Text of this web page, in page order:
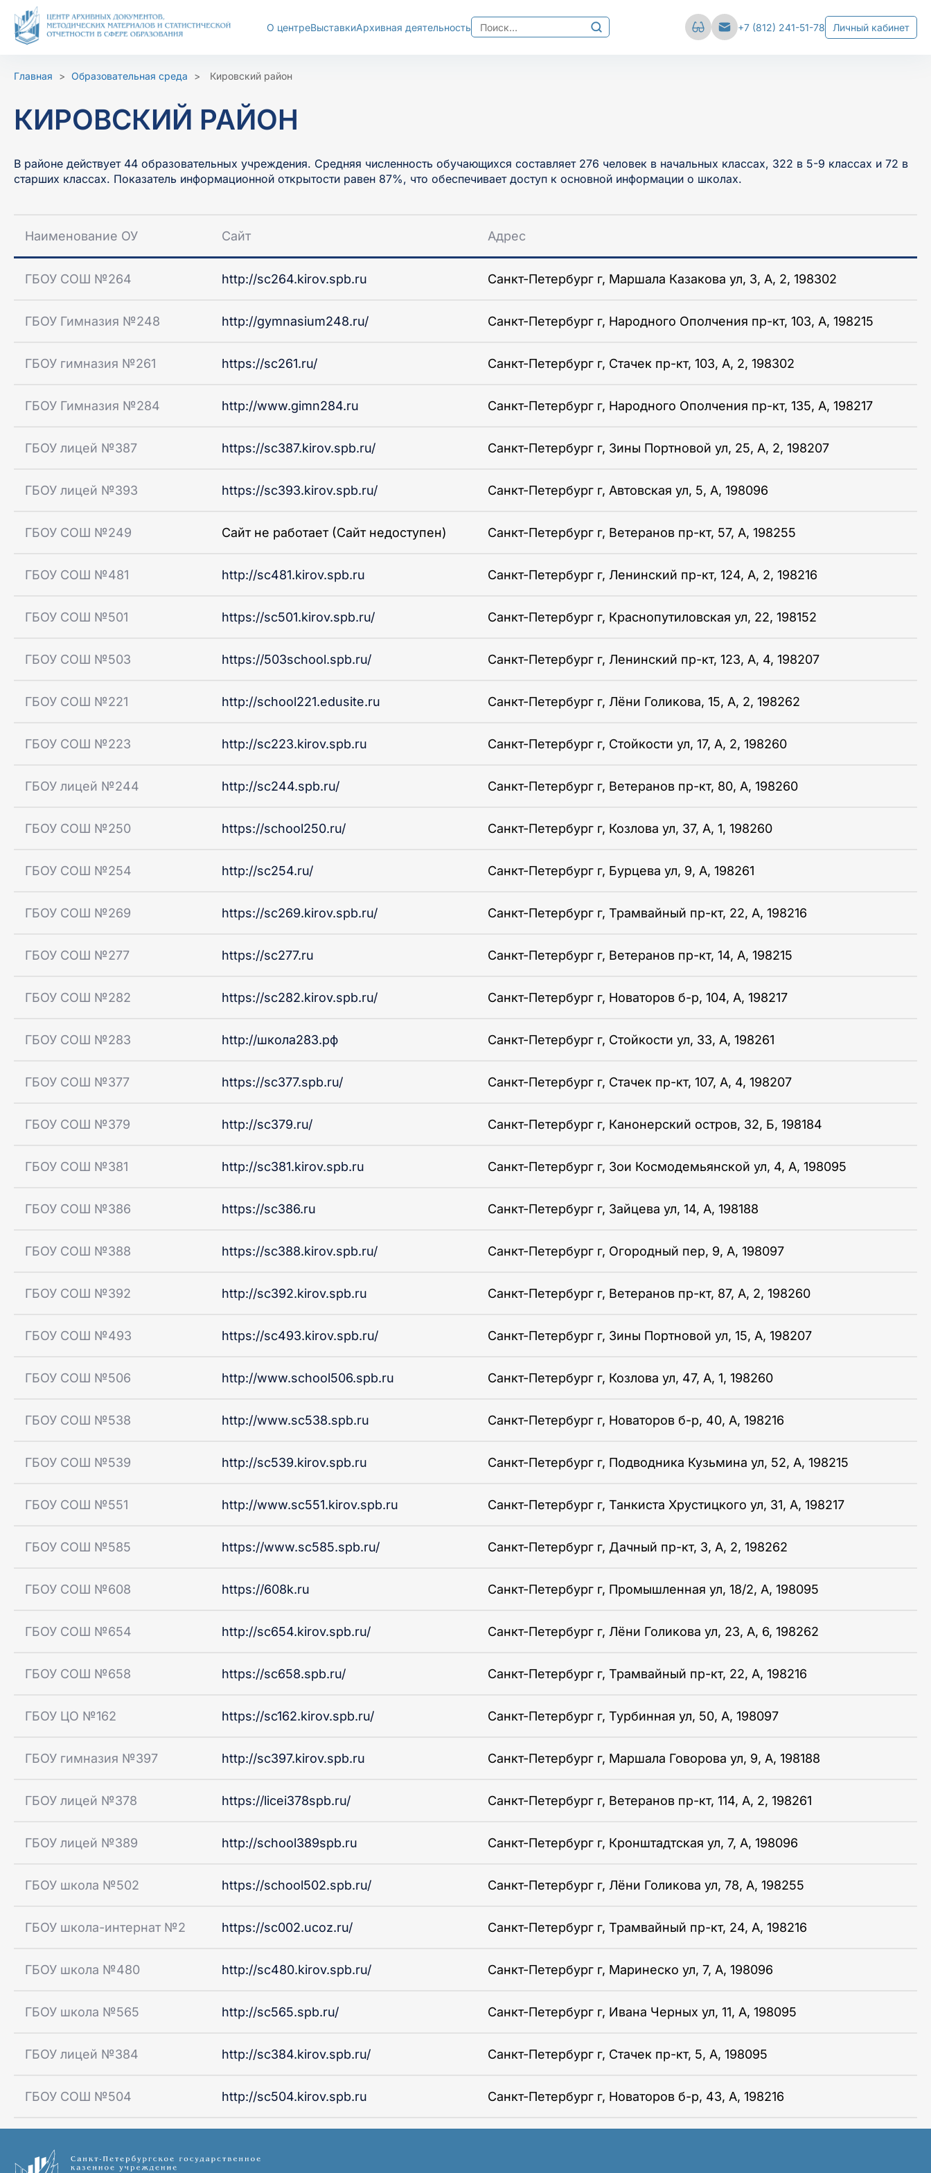
О центреВыставкиАрхивная деятельность
Найти:
+7 (812) 241-51-78 Личный кабинет
Перейти
содержимому
Главная > Образовательная среда > Кировский район
КИРОВСКИЙ РАЙОН
В районе действует 44 образовательных учреждения. Средняя численность обучающихся составляет 276 человек в начальных классах, 322 в 5-9 классах и 72 в
старших классах. Показатель информационной открытости равен 87%, что обеспечивает доступ к основной информации о школах.
Наименование ОУ Сайт Адрес
ГБОУ СОШ №264 http://sc264.kirov.spb.ru Санкт-Петербург г, Маршала Казакова ул, 3, А, 2, 198302
ГБОУ Гимназия №248 http://gymnasium248.ru/ Санкт-Петербург г, Народного Ополчения пр-кт, 103, А, 198215
ГБОУ гимназия №261 https://sc261.ru/ Санкт-Петербург г, Стачек пр-кт, 103, А, 2, 198302
ГБОУ Гимназия №284 http://www.gimn284.ru Санкт-Петербург г, Народного Ополчения пр-кт, 135, А, 198217
ГБОУ лицей №387 https://sc387.kirov.spb.ru/ Санкт-Петербург г, Зины Портновой ул, 25, А, 2, 198207
ГБОУ лицей №393 https://sc393.kirov.spb.ru/ Санкт-Петербург г, Автовская ул, 5, А, 198096
ГБОУ СОШ №249 Сайт не работает (Сайт недоступен) Санкт-Петербург г, Ветеранов пр-кт, 57, А, 198255
ГБОУ СОШ №481 http://sc481.kirov.spb.ru Санкт-Петербург г, Ленинский пр-кт, 124, А, 2, 198216
ГБОУ СОШ №501 https://sc501.kirov.spb.ru/ Санкт-Петербург г, Краснопутиловская ул, 22, 198152
ГБОУ СОШ №503 https://503school.spb.ru/ Санкт-Петербург г, Ленинский пр-кт, 123, А, 4, 198207
ГБОУ СОШ №221 http://school221.edusite.ru Санкт-Петербург г, Лёни Голикова, 15, А, 2, 198262
ГБОУ СОШ №223 http://sc223.kirov.spb.ru Санкт-Петербург г, Стойкости ул, 17, А, 2, 198260
ГБОУ лицей №244 http://sc244.spb.ru/ Санкт-Петербург г, Ветеранов пр-кт, 80, А, 198260
ГБОУ СОШ №250 https://school250.ru/ Санкт-Петербург г, Козлова ул, 37, А, 1, 198260
ГБОУ СОШ №254 http://sc254.ru/ Санкт-Петербург г, Бурцева ул, 9, A, 198261
ГБОУ СОШ №269 https://sc269.kirov.spb.ru/ Санкт-Петербург г, Трамвайный пр-кт, 22, А, 198216
ГБОУ СОШ №277 https://sc277.ru Санкт-Петербург г, Ветеранов пр-кт, 14, А, 198215
ГБОУ СОШ №282 https://sc282.kirov.spb.ru/ Санкт-Петербург г, Новаторов б-р, 104, А, 198217
ГБОУ СОШ №283 http://школа283.рф Санкт-Петербург г, Стойкости ул, 33, А, 198261
ГБОУ СОШ №377 https://sc377.spb.ru/ Санкт-Петербург г, Стачек пр-кт, 107, А, 4, 198207
ГБОУ СОШ №379 http://sc379.ru/ Санкт-Петербург г, Канонерский остров, 32, Б, 198184
ГБОУ СОШ №381 http://sc381.kirov.spb.ru Санкт-Петербург г, Зои Космодемьянской ул, 4, А, 198095
ГБОУ СОШ №386 https://sc386.ru Санкт-Петербург г, Зайцева ул, 14, А, 198188
ГБОУ СОШ №388 https://sc388.kirov.spb.ru/ Санкт-Петербург г, Огородный пер, 9, А, 198097
ГБОУ СОШ №392 http://sc392.kirov.spb.ru Санкт-Петербург г, Ветеранов пр-кт, 87, А, 2, 198260
ГБОУ СОШ №493 https://sc493.kirov.spb.ru/ Санкт-Петербург г, Зины Портновой ул, 15, А, 198207
ГБОУ СОШ №506 http://www.school506.spb.ru Санкт-Петербург г, Козлова ул, 47, А, 1, 198260
ГБОУ СОШ №538 http://www.sc538.spb.ru Санкт-Петербург г, Новаторов б-р, 40, А, 198216
ГБОУ СОШ №539 http://sc539.kirov.spb.ru Санкт-Петербург г, Подводника Кузьмина ул, 52, А, 198215
ГБОУ СОШ №551 http://www.sc551.kirov.spb.ru Санкт-Петербург г, Танкиста Хрустицкого ул, 31, А, 198217
ГБОУ СОШ №585 https://www.sc585.spb.ru/ Санкт-Петербург г, Дачный пр-кт, 3, А, 2, 198262
ГБОУ СОШ №608 https://608k.ru Санкт-Петербург г, Промышленная ул, 18/2, А, 198095
ГБОУ СОШ №654 http://sc654.kirov.spb.ru/ Санкт-Петербург г, Лёни Голикова ул, 23, А, 6, 198262
ГБОУ СОШ №658 https://sc658.spb.ru/ Санкт-Петербург г, Трамвайный пр-кт, 22, А, 198216
ГБОУ ЦО №162 https://sc162.kirov.spb.ru/ Санкт-Петербург г, Турбинная ул, 50, А, 198097
ГБОУ гимназия №397 http://sc397.kirov.spb.ru Санкт-Петербург г, Маршала Говорова ул, 9, А, 198188
ГБОУ лицей №378 https://licei378spb.ru/ Санкт-Петербург г, Ветеранов пр-кт, 114, А, 2, 198261
ГБОУ лицей №389 http://school389spb.ru Санкт-Петербург г, Кронштадтская ул, 7, А, 198096
ГБОУ школа №502 https://school502.spb.ru/ Санкт-Петербург г, Лёни Голикова ул, 78, А, 198255
ГБОУ школа-интернат №2 https://sc002.ucoz.ru/ Санкт-Петербург г, Трамвайный пр-кт, 24, А, 198216
ГБОУ школа №480 http://sc480.kirov.spb.ru/ Санкт-Петербург г, Маринеско ул, 7, А, 198096
ГБОУ школа №565 http://sc565.spb.ru/ Санкт-Петербург г, Ивана Черных ул, 11, А, 198095
ГБОУ лицей №384 http://sc384.kirov.spb.ru/ Санкт-Петербург г, Стачек пр-кт, 5, А, 198095
ГБОУ СОШ №504 http://sc504.kirov.spb.ru Санкт-Петербург г, Новаторов б-р, 43, А, 198216
Сбросить настройки
А- А+ Ц Ц